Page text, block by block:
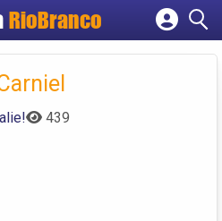
RioBranco
Cadastrar empresa
Criar conta
439